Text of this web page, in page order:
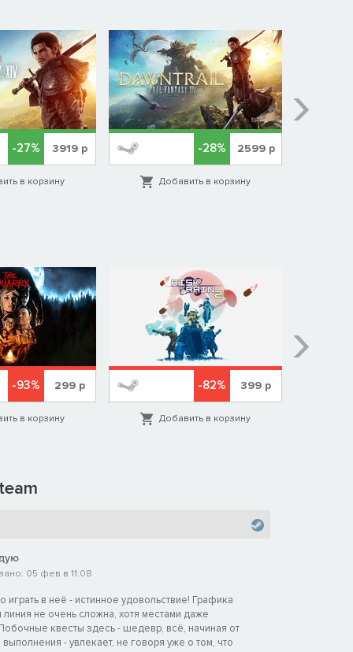
-27% 3919 р
в корзину
-28% 2599р
Добавить в корзину
-93% 299 р
в корзину
-82% 399 р
Добавить в корзину
05 фев в 11:08
играть в неё - истинное удовольствие! Графика
линия не очень сложна, хотя местами даже
квесты здесь - шедевр, всё, начиная от
- увлекает, не говоря уже о том, что